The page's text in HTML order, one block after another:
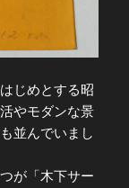
じめとする昭
やモダンな景
並んでいまし
が「木下サー